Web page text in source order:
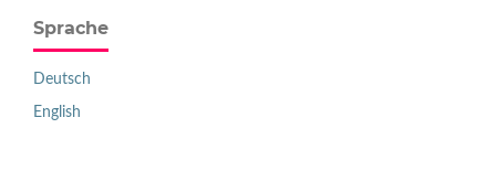
Sprache
Deutsch
English